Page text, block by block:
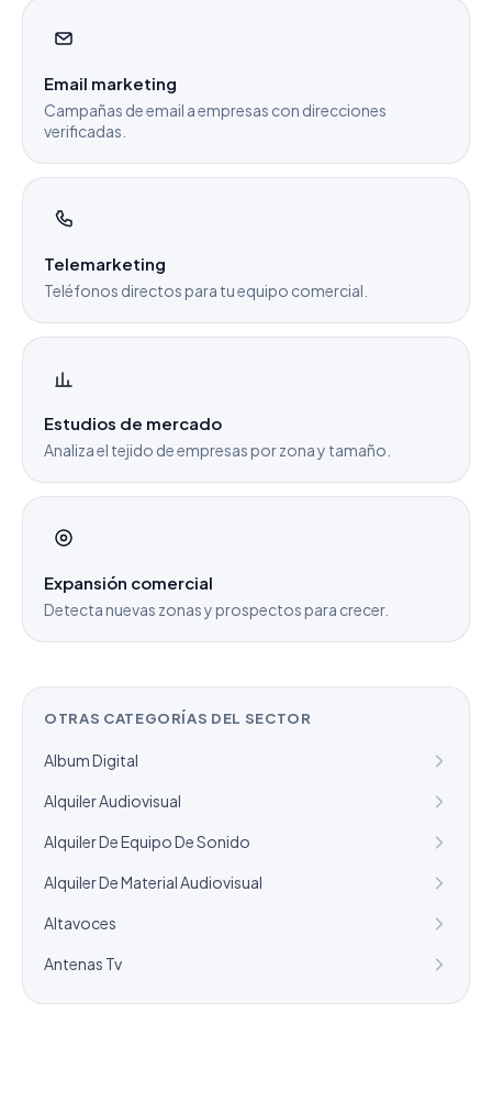
Email marketing
Campañas de email a empresas con direcciones
verificadas.
Telemarketing
Teléfonos directos para tu equipo comercial.
Estudios de mercado
Analiza el tejido de empresas por zona y tamaño.
Expansión comercial
Detecta nuevas zonas y prospectos para crecer.
OTRAS CATEGORÍAS DEL SECTOR
Album Digital
Alquiler Audiovisual
Alquiler De Equipo De Sonido
Alquiler De Material Audiovisual
Altavoces
Antenas Tv